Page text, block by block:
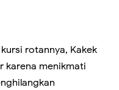
rotannya, Kakek
karena menikmati